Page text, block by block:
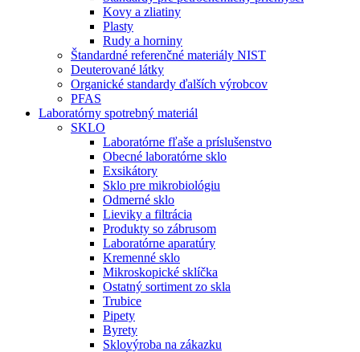
Kovy a zliatiny
Plasty
Rudy a horniny
Štandardné referenčné materiály NIST
Deuterované látky
Organické standardy ďalších výrobcov
PFAS
Laboratórny spotrebný materiál
SKLO
Laboratórne fľaše a príslušenstvo
Obecné laboratórne sklo
Exsikátory
Sklo pre mikrobiológiu
Odmerné sklo
Lieviky a filtrácia
Produkty so zábrusom
Laboratórne aparatúry
Kremenné sklo
Mikroskopické sklíčka
Ostatný sortiment zo skla
Trubice
Pipety
Byrety
Sklovýroba na zákazku